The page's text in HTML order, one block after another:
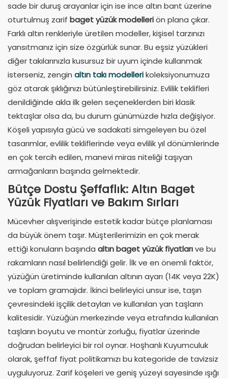
sade bir duruş arayanlar için ise ince altın bant üzerine
oturtulmuş zarif baget yüzük modelleriön plana çıkar.
Farklı altın renkleriyle üretilen modeller, kişisel tarzınızı
yansıtmanız için size özgürlük sunar. Bu eşsiz yüzükleri
diğer takılarınızla kusursuz bir uyum içinde kullanmak
isterseniz, zengin altın takı modellerikoleksiyonumuza
göz atarak şıklığınızı bütünleştirebilirsiniz. Evlilik teklifleri
denildiğinde akla ilk gelen seçeneklerden biri klasik
tektaşlar olsa da, bu durum günümüzde hızla değişiyor.
Köşeli yapısıyla gücü ve sadakati simgeleyen bu özel
tasarımlar, evlilik tekliflerinde veya evlilik yıl dönümlerinde
en çok tercih edilen, manevi miras niteliği taşıyan
armağanların başında gelmektedir.
Bütçe Dostu Şeffaflık: Altın Baget
Yüzük Fiyatları ve Bakım Sırları
Mücevher alışverişinde estetik kadar bütçe planlaması
da büyük önem taşır. Müşterilerimizin en çok merak
ettiği konuların başında altın baget yüzük fiyatlarıve bu
rakamların nasıl belirlendiği gelir. İlk ve en önemli faktör,
yüzüğün üretiminde kullanılan altının ayarı (14K veya 22K)
ve toplam gramajıdır. İkinci belirleyici unsur ise, taşın
çevresindeki işçilik detayları ve kullanılan yan taşların
kalitesidir. Yüzüğün merkezinde veya etrafında kullanılan
taşların boyutu ve montür zorluğu, fiyatlar üzerinde
doğrudan belirleyici bir rol oynar. Hoşhanlı Kuyumculuk
olarak, şeffaf fiyat politikamızı bu kategoride de tavizsiz
uyguluyoruz. Zarif köşeleri ve geniş yüzeyi sayesinde ışığı